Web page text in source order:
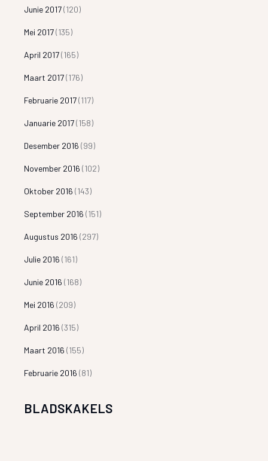
Junie 2017(120)
Mei 2017(135)
April 2017(165)
Maart 2017(176)
Februarie 2017(117)
Januarie 2017(158)
Desember 2016 (99)
November 2016 (102)
Oktober 2016 (143)
September 2016 (151)
Augustus 2016 (297)
Julie 2016 (161)
Junie 2016 (168)
Mei 2016 (209)
April 2016 (315)
Maart 2016 (155)
Februarie 2016 (81)
BLADSKAKELS